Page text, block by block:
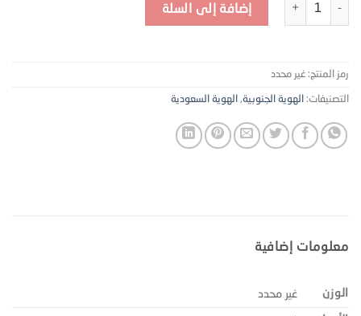
إضافة إلى السلة
رمز المنتج: غير محدد
التصنيفات: الهوية الجنوبية, الهوية السعودية
معلومات إضافية
الوزن غير محدد